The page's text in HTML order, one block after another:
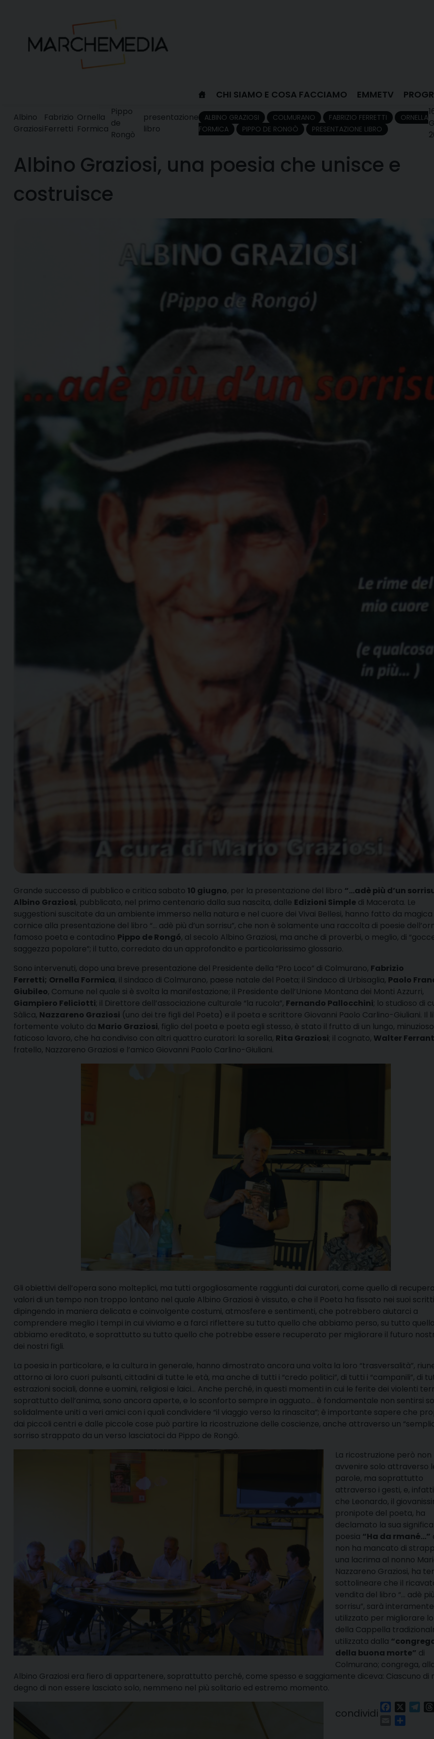
CHI SIAMO E COSA FACCIAMO EMMETV
Albino
Graziosi
Fabrizio
Ferretti
Ornella
Formica
Pippo
de
Rongò
presentazione
libro
ALBINO GRAZIOSI COLMURANO FABRIZIO FERRETTI
ORNELLA
FORMICA
PIPPO DE RONGÒ PRESENTAZIONE LIBRO
Albino Graziosi, una poesia che unisce e
costruisce
Grande successo di pubblico e critica sabato 10 giugno, per la presentazione del libro “…adè più d’un
Albino Graziosi, pubblicato, nel primo centenario dalla sua nascita, dalle Edizioni Simple di Macerata. Le
suggestioni suscitate da un ambiente immerso nella natura e nel cuore dei Vivai Bellesi, hanno fatto da magica
cornice alla presentazione del libro “… adè più d’un sorrisu”, che non è solamente una raccolta di poesie
famoso poeta e contadino Pippo de Rongó, al secolo Albino Graziosi, ma anche di proverbi, o meglio, di
saggezza popolare”; il tutto, corredato da un approfondito e particolarissimo glossario.
Sono intervenuti, dopo una breve presentazione del Presidente della “Pro Loco” di Colmurano, Fabrizio
Ferretti; Ornella Formica, il sindaco di Colmurano, paese natale del Poeta; il Sindaco di Urbisaglia, Paolo
Giubileo, Comune nel quale si è svolta la manifestazione; il Presidente dell’Unione Montana dei Monti Azzurri,
Giampiero Feliciotti; il Direttore dell’associazione culturale “la rucola”, Fernando Pallocchini; lo studioso di
Sàlica, Nazzareno Graziosi (uno dei tre figli del Poeta) e il poeta e scrittore Giovanni Paolo Carlino-Giuliani. Il
fortemente voluto da Mario Graziosi, figlio del poeta e poeta egli stesso, è stato il frutto di un lungo,
faticoso lavoro, che ha condiviso con altri quattro curatori: la sorella, Rita Graziosi; il cognato, Walter
fratello, Nazzareno Graziosi e l’amico Giovanni Paolo Carlino-Giuliani.
Gli obiettivi dell’opera sono molteplici, ma tutti orgogliosamente raggiunti dai curatori, come quello di
valori di un tempo non troppo lontano nel quale Albino Graziosi è vissuto, e che il Poeta ha fissato nei suoi scritti
dipingendo in maniera delicata e coinvolgente costumi, atmosfere e sentimenti, che potrebbero aiutarci a
comprendere meglio i tempi in cui viviamo e a farci riflettere su tutto quello che abbiamo perso, su tutto
abbiamo ereditato, e soprattutto su tutto quello che potrebbe essere recuperato per migliorare il futuro
dei nostri figli.
La poesia in particolare, e la cultura in generale, hanno dimostrato ancora una volta la loro “trasversalità”,
attorno ai loro cuori pulsanti, cittadini di tutte le età, ma anche di tutti i “credo politici”, di tutti i “campanili”, di
estrazioni sociali, donne e uomini, religiosi e laici… Anche perché, in questi momenti in cui le ferite dei violenti
soprattutto dell’anima, sono ancora aperte, e lo sconforto sempre in agguato… è fondamentale non sentirsi
solidalmente uniti a veri amici con i quali condividere “il viaggio verso la rinascita”; è importante sapere che
dai piccoli centri e dalle piccole cose può partire la ricostruzione delle coscienze, anche attraverso un
sorriso strappato da un verso lasciatoci da Pippo de Rongó.
La ricostruzione però non
avvenire solo attraverso
parole, ma soprattutto
attraverso i gesti, e,
che Leonardo, il
pronipote del poeta, ha
declamato la sua
poesia “Ha da rmané…”
non ha mancato di
una lacrima al nonno
Nazzareno Graziosi, ha
sottolineare che il
vendita del libro “… adè
sorrisu”, sarà interamente
utilizzato per migliorare
della Cappella
utilizzata dalla
della buona morte” di
Colmurano; congrega,
Albino Graziosi era fiero di appartenere, soprattutto perché, come spesso e saggiamente diceva: Ciascuno di
degno di non essere lasciato solo, nemmeno nel più solitario ed estremo momento.
condividi Facebook
Email